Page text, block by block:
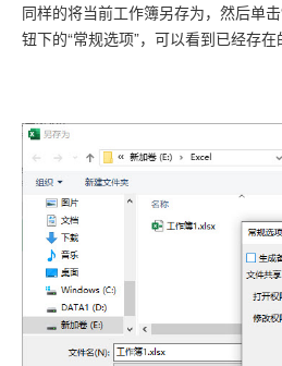
同样的将当前工作簿另存为，然后单
钮下的“常规选项”，可以看到已经存